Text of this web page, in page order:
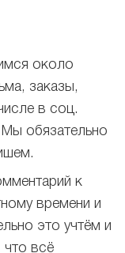
около
заказы,
в соц.
обязательно
к
времени и
это учтём и
что всё